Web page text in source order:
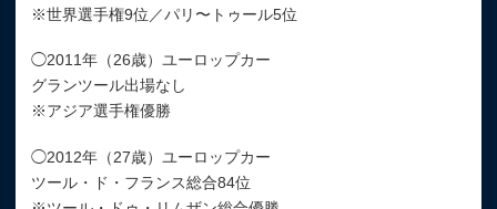
※世界選手権9位／パリ〜トゥール5位
◯2011年（26歳）ユーロップカー
グランツール出場なし
※アジア選手権優勝
◯2012年（27歳）ユーロップカー
ツール・ド・フランス総合84位